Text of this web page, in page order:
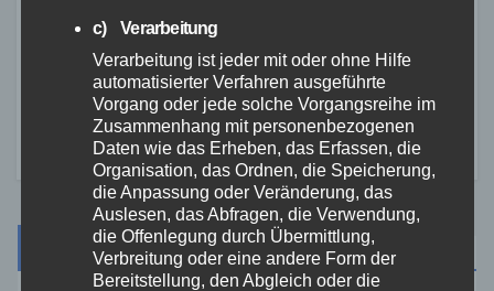
Waldbrand bei Leutesdorf
schnell gelöscht – Feuerwehr
warnt vor erhöhter Brandgefahr
7. AUG. 2026
c) Verarbeitung
Verarbeitung ist jeder mit oder ohne Hilfe
automatisierter Verfahren ausgeführte
Vorgang oder jede solche Vorgangsreihe im
Zusammenhang mit personenbezogenen
Daten wie das Erheben, das Erfassen, die
Organisation, das Ordnen, die Speicherung,
die Anpassung oder Veränderung, das
Auslesen, das Abfragen, die Verwendung,
die Offenlegung durch Übermittlung,
Verbreitung oder eine andere Form der
Bereitstellung, den Abgleich oder die